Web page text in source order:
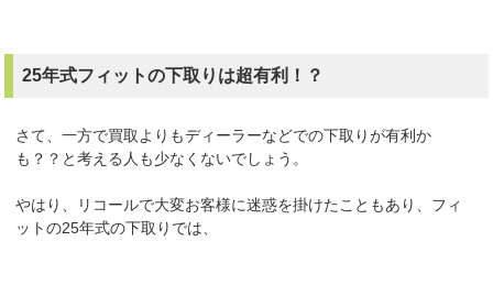
25年式フィットの下取りは超有利！？
さて、一方で買取よりもディーラーなどでの下取りが有利か
も？？と考える人も少なくないでしょう。
やはり、リコールで大変お客様に迷惑を掛けたこともあり、フィ
ットの25年式の下取りでは、